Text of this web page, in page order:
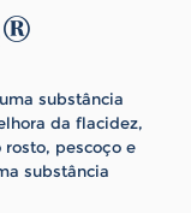
substância
da flacidez,
pescoço e
substância